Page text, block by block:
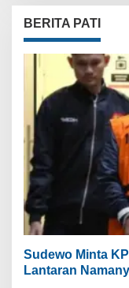
BERITA PATI
Sudewo Minta
Lantaran